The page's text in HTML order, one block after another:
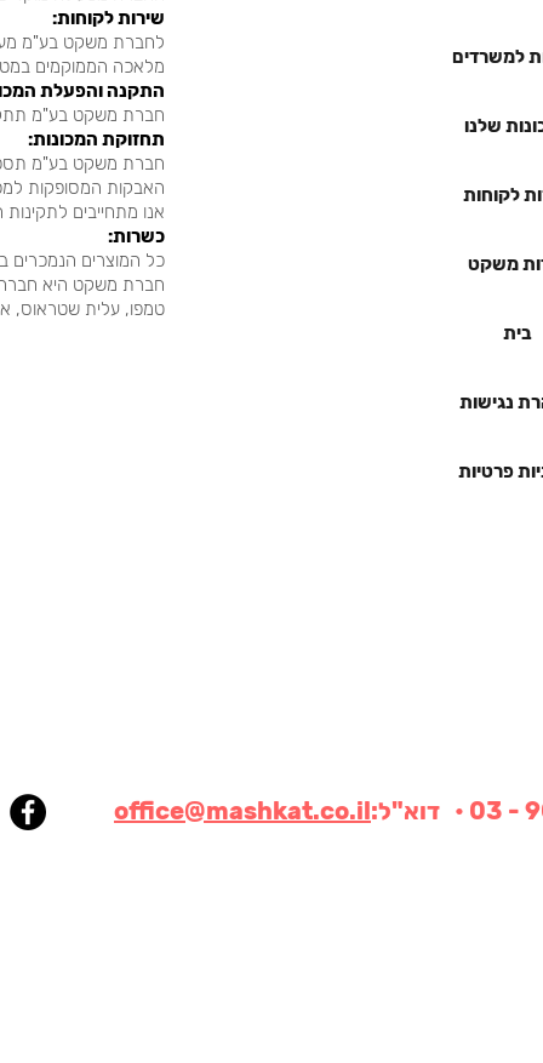
:שירות לקוחות
לחברת משקט בע"מ
.מלאכה הממוקמים
:התקנה והפעלת
.חברת משקט בע"מ
:תחזוקת המכונות
חברת משקט בע"מ
.האבקות המסופקות
.אנו מתחייבים
:כשרות
כל המוצרים הנמכרים
חברת משקט היא חברה
...טמפו, עלית שטראוס,
למשרדים
שלנו
לקוחות
משקט
בית
נגישות
פרטיות
office@mashkat.co.il